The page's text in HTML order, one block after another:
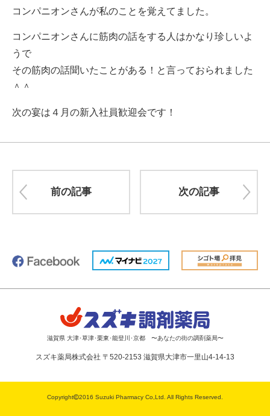
コンパニオンさんが私のことを覚えてました。
コンパニオンさんに筋肉の話をする人はかなり珍しいよ
うで
その筋肉の話聞いたことがある！と言っておられました
＾＾
次の宴は４月の新入社員歓迎会です！
前の記事 次の記事
滋賀県 大津･草津･栗東･能登川･京都 〜あなたの街の調剤薬局〜
スズキ薬局株式会社 〒520-2153 滋賀県大津市一里山4-14-13
Copyright 2016 Suzuki Pharmacy Co,Ltd. All Rights Reserved.